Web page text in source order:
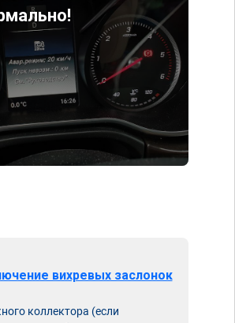
вихревых заслонок
коллектора (если